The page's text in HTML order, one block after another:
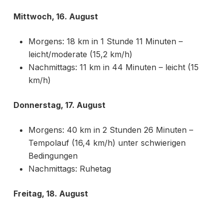
Mittwoch, 16. August
Morgens: 18 km in 1 Stunde 11 Minuten –
leicht/moderate (15,2 km/h)
Nachmittags: 11 km in 44 Minuten – leicht (15
km/h)
Donnerstag, 17. August
Morgens: 40 km in 2 Stunden 26 Minuten –
Tempolauf (16,4 km/h) unter schwierigen
Bedingungen
Nachmittags: Ruhetag
Freitag, 18. August